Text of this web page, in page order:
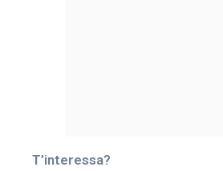
T’interessa?